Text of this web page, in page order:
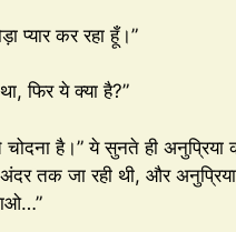
प्यार कर रहा हूँ।”
फिर ये क्या है?”
चोदना है।” ये सुनते ही
तक जा रही थी, और